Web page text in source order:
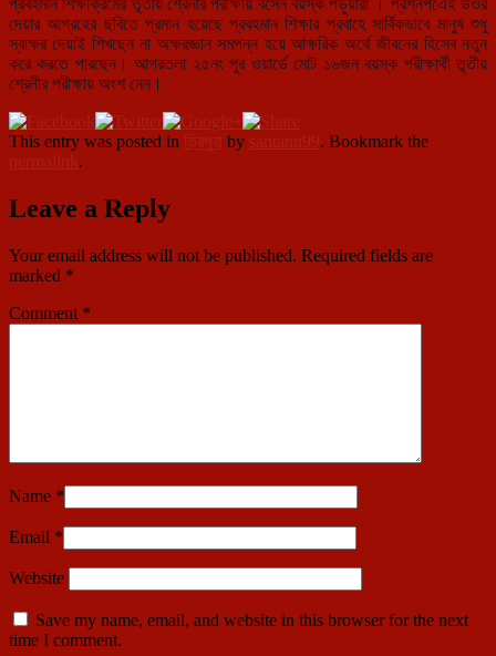
প্রবহমান শিক্ষাক্রমের তৃতীয় শ্রেনীর পরীক্ষায় বসেন বয়স্ক পড়ুয়ারা । প্রশ্নপএেই উওর
দেয়ার আগ্রহের ছবিতে প্রমান হয়েছে প্রবহমান শিক্ষার প্রবাহে সার্বিকভাবে মানুষ শুধু
স্বাক্ষর দেয়াই শিখছেন না অক্ষরজ্ঞান সমপন্ন হয়ে আক্ষরিক অর্থে জীবনের হিসেব নতুন
করে করতে পারছেন। আগরতলা ২৫নং পুর ওয়ার্ডে মোট ১৬জন বয়স্ক পরীক্ষার্থী তৃতীয়
শ্রেনীর পরীক্ষায় অংশ নেন।
This entry was posted in ত্রিপুরা by santanu99. Bookmark the
permalink.
Leave a Reply
Your email address will not be published. Required fields are
marked *
Comment *
Name *
Email *
Website
Save my name, email, and website in this browser for the next
time I comment.